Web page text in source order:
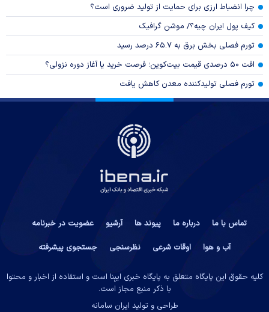
چرا انضباط ارزی برای حمایت از تولید ضروری است؟
کیف پول ایران چیه؟/ موشن گرافیک
تورم فصلی بخش برق به ۶۵.۷ درصد رسید
افت ۵۰ درصدی قیمت بیت‌کوین؛ فرصت خرید یا آغاز دوره نزولی؟
تورم فصلی تولیدکننده معدن کاهش یافت
تماس با ما درباره ما پیوند ها آرشیو
عضویت در خبرنامه
آب و هوا
اوقات شرعی نظرسنجی جستجوی پیشرفته
کلیه حقوق این پایگاه متعلق به پایگاه خبری ایبِنا است و استفاده از اخبار و محتوا
با ذکر منبع مجاز است.
طراحی و تولید ایران سامانه